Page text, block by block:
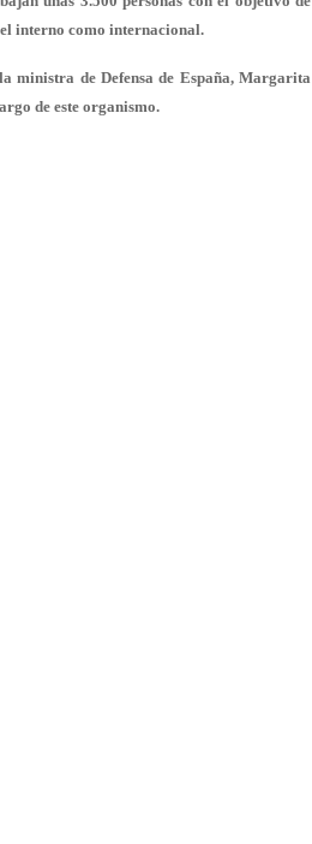
interno como internacional.
ministra de Defensa de España, Margarita
de este organismo.